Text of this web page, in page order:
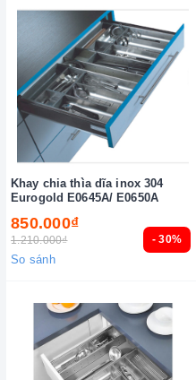
- 30%
Khay chia thìa dĩa inox 304
Eurogold E0645A/ E0650A
850.000₫
1.210.000₫
So sánh